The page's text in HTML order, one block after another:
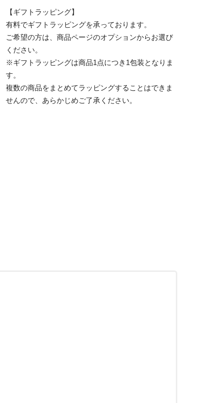
【ギフトラッピング】
有料でギフトラッピングを承っております。
ご希望の方は、商品ページのオプションからお選び
ください。
※ギフトラッピングは商品1点につき1包装となりま
す。
複数の商品をまとめてラッピングすることはできま
せんので、あらかじめご了承ください。